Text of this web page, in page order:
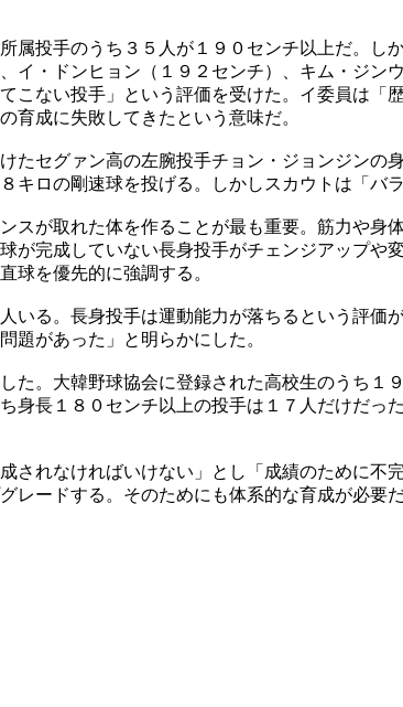
投手のうち３５人が１９０センチ以上だ。し
・ドンヒョン（１９２センチ）、キム・ジン
ない投手」という評価を受けた。イ委員は「
育成に失敗してきたという意味だ。
セグァン高の左腕投手チョン・ジョンジンの
ロの剛速球を投げる。しかしスカウトは「バ
スが取れた体を作ることが最も重要。筋力や身
完成していない長身投手がチェンジアップや
球を優先的に強調する。
いる。長身投手は運動能力が落ちるという評価
題があった」と明らかにした。
た。大韓野球協会に登録された高校生のうち１
長１８０センチ以上の投手は１７人だけだっ
れなければいけない」とし「成績のために不
ードする。そのためにも体系的な育成が必要